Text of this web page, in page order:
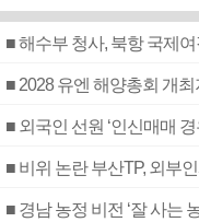
■ 해수부 청사, 북항 국제
■ 2028 유엔 해양총회 개최
■ 외국인 선원 ‘인신매매
■ 비위 논란 부산TP, 외부
■ 경남 농정 비전 ‘잘 사는